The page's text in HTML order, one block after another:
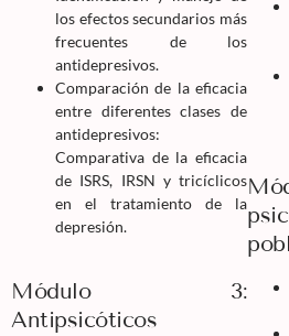
los efectos secundarios más
frecuentes de los
antidepresivos.
Comparación de la eficacia
entre diferentes clases de
antidepresivos:
Comparativa de la eficacia
de ISRS, IRSN y tricíclicos
en el tratamiento de la
depresión.
Módulo 3:
Antipsicóticos